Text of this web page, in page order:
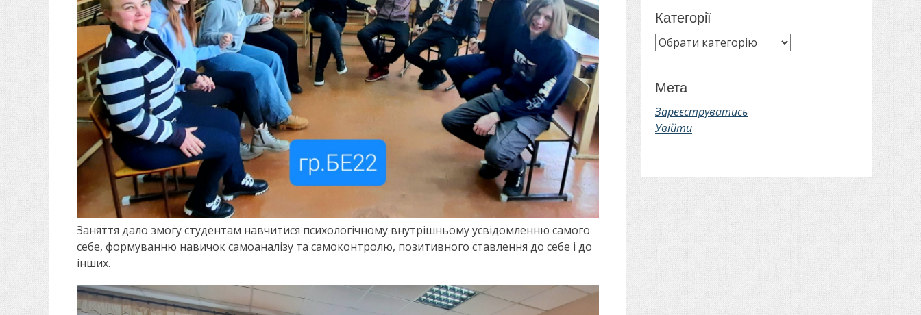
Заняття дало змогу студентам навчитися психологічному внутрішньому усвідомленню самого
себе, формуванню навичок самоаналізу та самоконтролю, позитивного ставлення до себе і до
інших.
Категорії
Категорії
Мета
Зареєструватись
Увійти